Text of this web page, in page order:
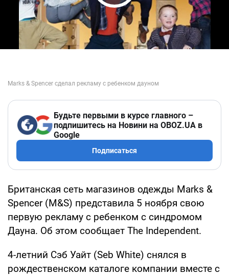
Будьте первыми в курсе главного –
подпишитесь на Новини на OBOZ.UA в
Google
Подписаться
Британская сеть магазинов одежды Marks &
Spencer (M&S) представила 5 ноября свою
первую рекламу с ребенком с синдромом
Дауна. Об этом сообщает The Independent.
4-летний Сэб Уайт (Seb White) снялся в
рождественском каталоге компании вместе с